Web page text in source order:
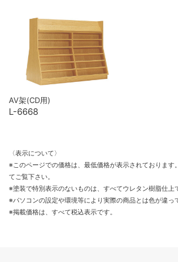
AV架(CD用)
L-6668
〈表示について〉
※このページでの価格は、最低価格が表示されております
てご覧下さい。
※塗装で特別表示のないものは、すべてウレタン樹脂仕上
※パソコンの設定や環境等により実際の商品とは色が違っ
※掲載価格は、すべて税込表示です。